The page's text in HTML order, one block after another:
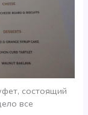
состоящий
все